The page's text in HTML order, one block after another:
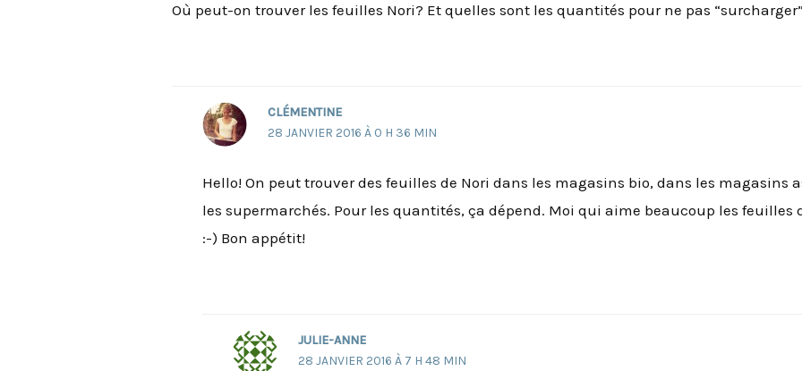
Où peut-on trouver les feuilles Nori? Et quelles sont les quantités pour ne pas
CLÉMENTINE
28 JANVIER 2016 À 0 H 36 MIN
Hello! On peut trouver des feuilles de Nori dans les magasins bio, dans les magasins
les supermarchés. Pour les quantités, ça dépend. Moi qui aime beaucoup les feuilles
:-) Bon appétit!
JULIE-ANNE
28 JANVIER 2016 À 7 H 48 MIN